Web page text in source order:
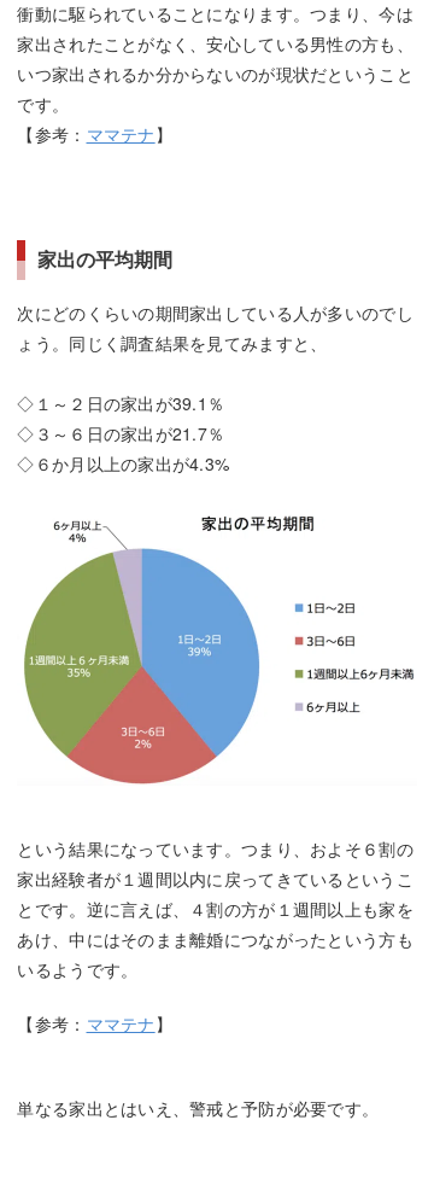
衝動に駆られていることになります。つまり、今は
家出されたことがなく、安心している男性の方も、
いつ家出されるか分からないのが現状だということ
です。
【参考： ママテナ 】
家出の平均期間
次にどのくらいの期間家出している人が多いのでし
ょう。同じく調査結果を見てみますと、
◇１～２日の家出が39.1％
◇３～６日の家出が21.7％
◇６か月以上の家出が4.3%
という結果になっています。つまり、およそ６割の
家出経験者が１週間以内に戻ってきているというこ
とです。逆に言えば、４割の方が１週間以上も家を
あけ、中にはそのまま離婚につながったという方も
いるようです。
【参考： ママテナ 】
単なる家出とはいえ、警戒と予防が必要です。